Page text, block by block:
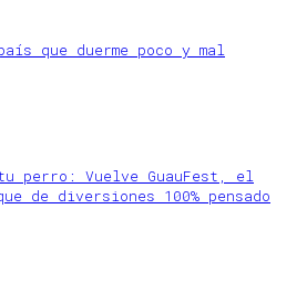
que duerme poco y mal
perro: Vuelve GuauFest, el
de diversiones 100% pensado